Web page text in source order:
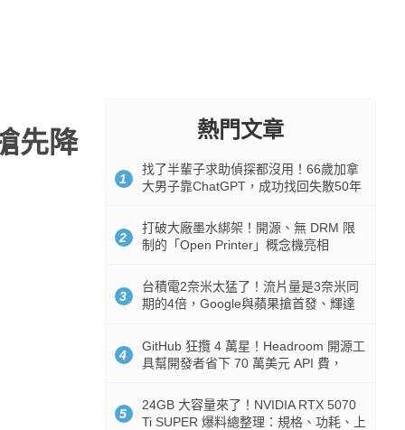
先降
熱門文章
1
找了半輩子求助偵探都沒用！66歲加拿
大男子靠ChatGPT，成功找回失散50年
2
打破大廠墨水綁架！開源、無 DRM 限
制的「Open Printer」概念機亮相
3
台積電2奈米太猛了！流片量是3奈米同
期的4倍，Google與蘋果搶首發、輝達
4
GitHub 狂攬 4 萬星！Headroom 開源工
具幫開發者省下 70 萬美元 API 費，
5
24GB 大容量來了！NVIDIA RTX 5070
Ti SUPER 爆料總整理：規格、功耗、上